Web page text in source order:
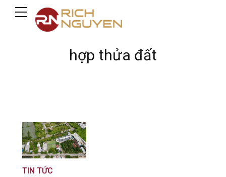
hợp thửa đất
TIN TỨC